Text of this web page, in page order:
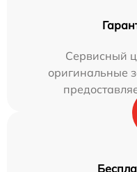
Сервисный
оригинальные